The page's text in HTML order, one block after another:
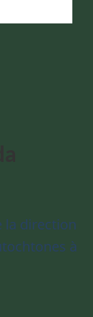
la direction
à